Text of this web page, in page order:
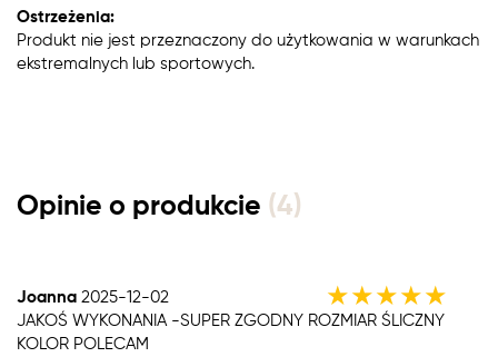
Ostrzeżenia:
Produkt nie jest przeznaczony do użytkowania w warunkach
ekstremalnych lub sportowych.
Opinie o produkcie (4)
Joanna 2025-12-02 ★★★★★
JAKOŚ WYKONANIA -SUPER ZGODNY ROZMIAR ŚLICZNY
KOLOR POLECAM